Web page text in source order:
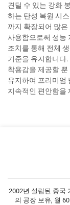
견딜 수 있는 강화
하는 탄성 복원 시
까지 확장되어 많
사용함으로써 성능
조치를 통해 전체
기준을 유지합니다
착용감을 제공할
유지하여 프리미엄
지속적인 편안함을
2002년 설립된 중국
의 공장 보유, 월